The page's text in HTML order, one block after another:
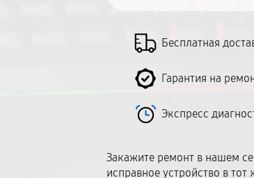
Бесплатная
Гарантия на
Экспресс
Закажите ремонт в нашем
исправное устройство в тот